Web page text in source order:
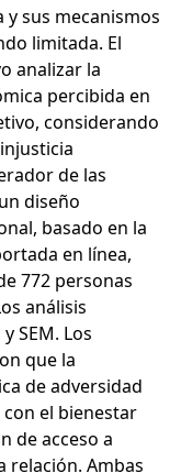
sus mecanismos
limitada. El
analizar la
percibida en
considerando
de las
diseño
basado en la
en línea,
772 personas
análisis
SEM. Los
que la
de adversidad
el bienestar
de acceso a
relación. Ambas